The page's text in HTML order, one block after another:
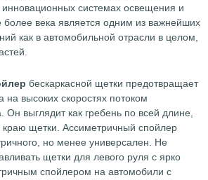
инновационных системах освещения и
более века является одним из важнейших
как в автомобильной отрасли в целом,
бескаркасной щетки предотвращает
на высоких скоростях потоком
Он выглядит как гребень по всей длине,
щетки. Ассиметричный спойлер
но менее универсален. Не
щетки для левого руля с ярко
спойлером на автомобили с